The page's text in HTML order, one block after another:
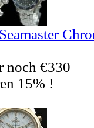
noch €330
15% !